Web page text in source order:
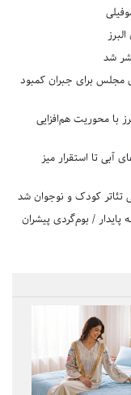
شد
برای جبران کمبود
با محوریت هم‌افزایی
آبی تا استقرار میز
تئاتر کودک و نوجوان شد
/ بوم‌گردی پیشران